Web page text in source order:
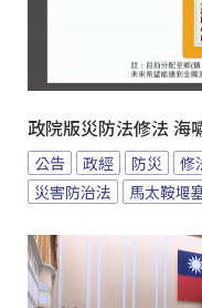
政院版災防法修法 海
公告 政經 防災 修
災害防治法
馬太鞍堰